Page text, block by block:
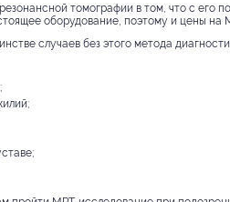
томографии в том, что с
оборудование, поэтому и цены на
случаев без этого метода